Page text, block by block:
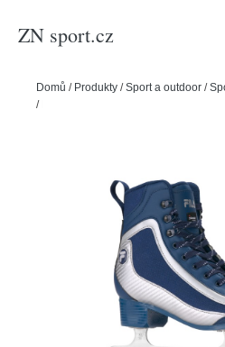
ZN sport.cz
Domů / Produkty /Sport a outdoor /
/